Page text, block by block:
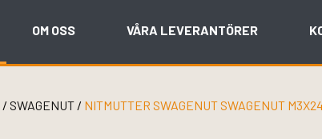
OM OSS VÅRA LEVERANTÖRER
/ SWAGENUT / NITMUTTER SWAGENUT SWAGENUT